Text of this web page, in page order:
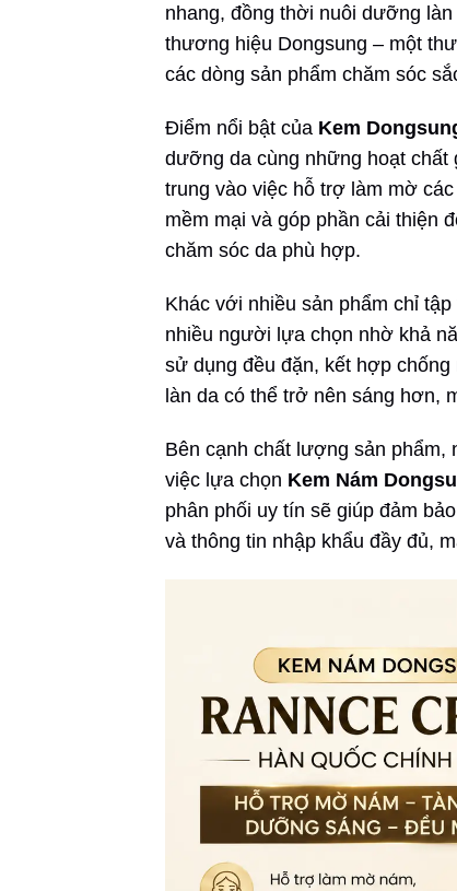
nhang, đồng thời nuôi dưỡng
thương hiệu Dongsung – một
các dòng sản phẩm chăm sóc
Điểm nổi bật của Kem
dưỡng da cùng những hoạt chất
trung vào việc hỗ trợ làm mờ
mềm mại và góp phần cải thiện
chăm sóc da phù hợp.
Khác với nhiều sản phẩm chỉ
nhiều người lựa chọn nhờ khả
sử dụng đều đặn, kết hợp
làn da có thể trở nên sáng hơn,
Bên cạnh chất lượng sản phẩm,
việc lựa chọn Kem Nám
phân phối uy tín sẽ giúp đảm
và thông tin nhập khẩu đầy đủ,